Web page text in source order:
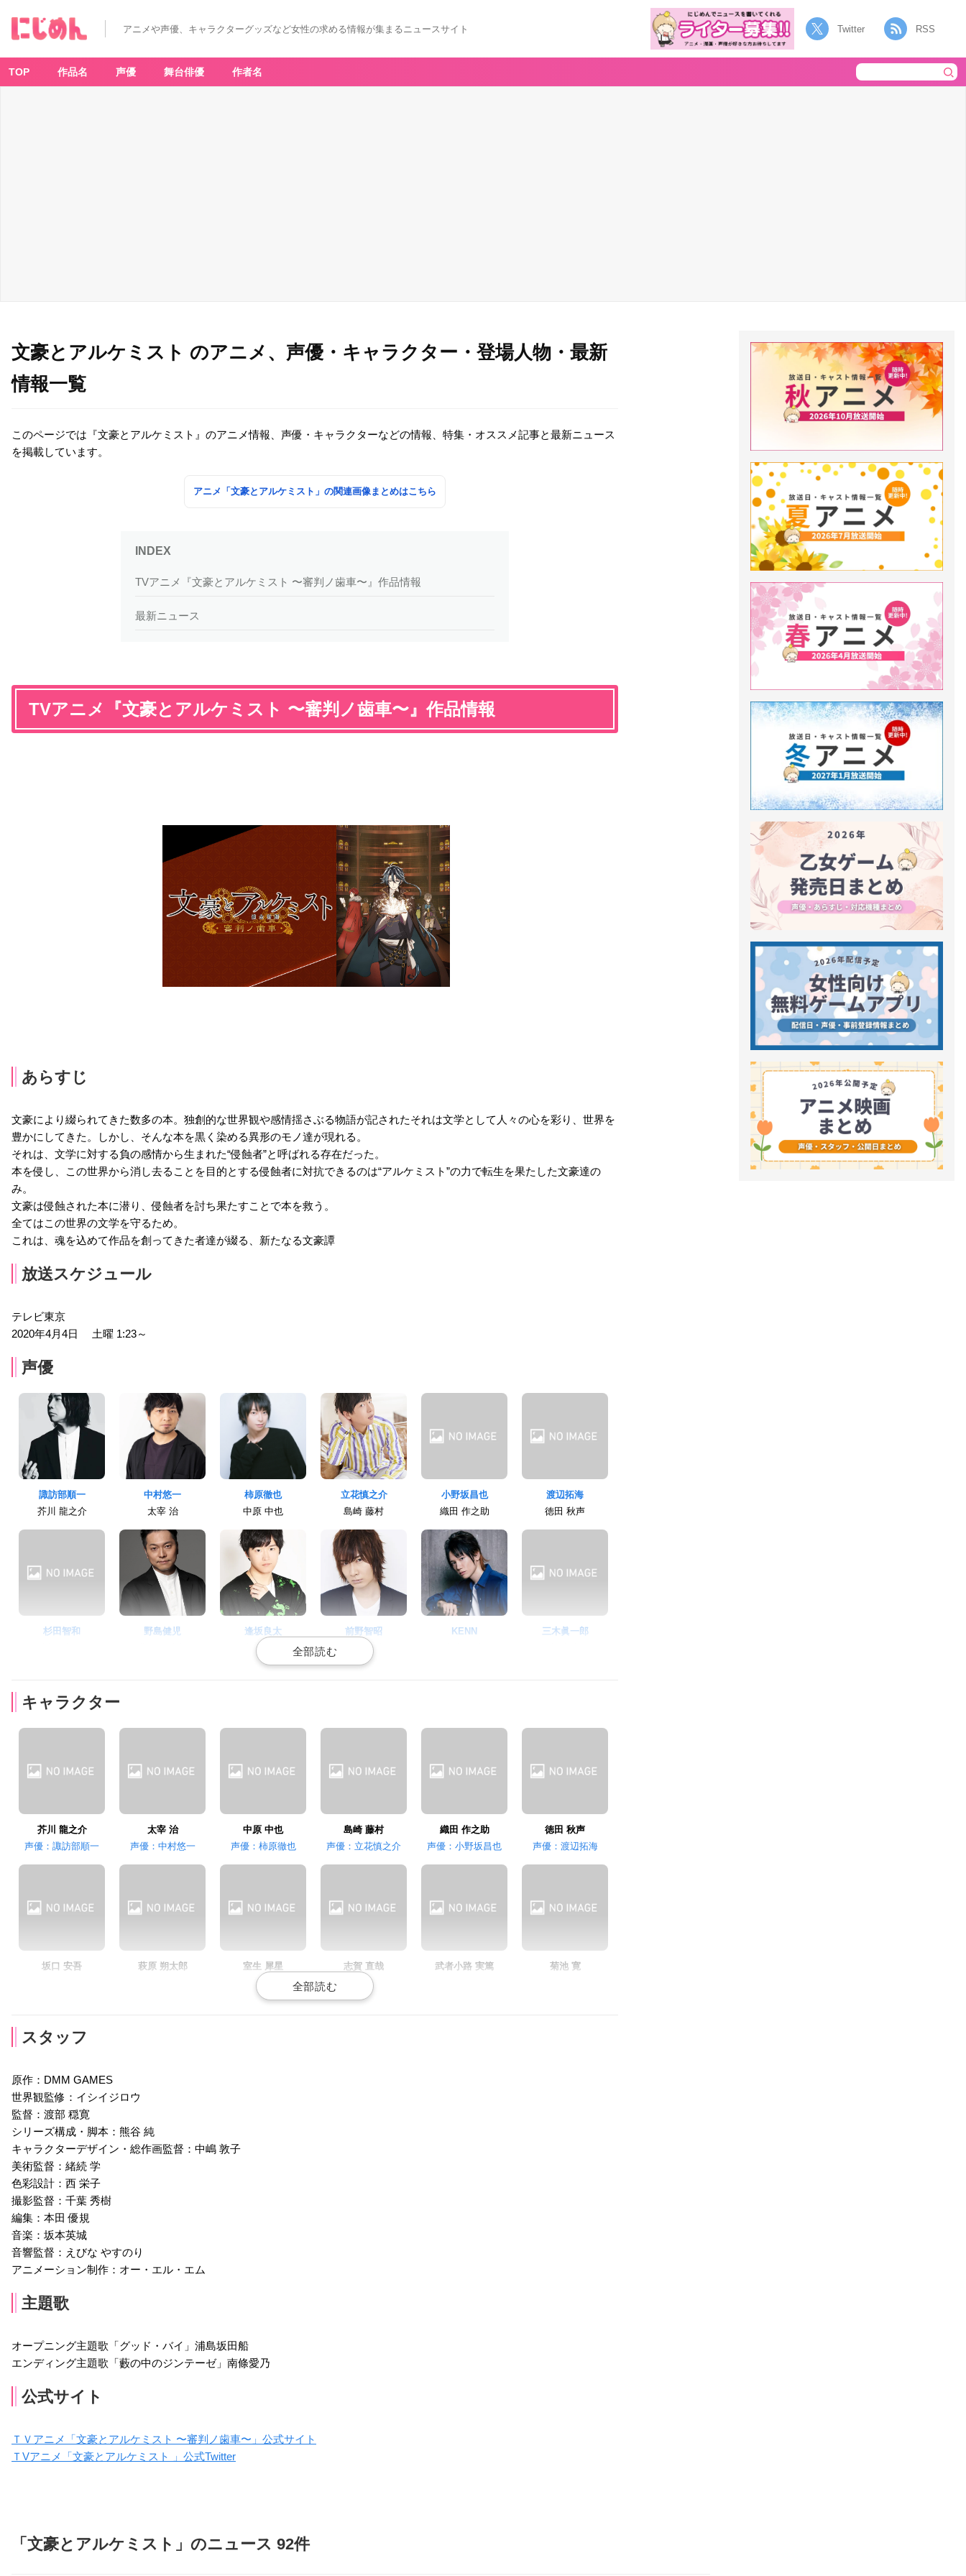
アニメや声優、キャラクターグッズなど女性の求める情報が集まるニュースサイト Twitter RSS
TOP 作品名 声優 舞台俳優 作者名
文豪とアルケミスト のアニメ、声優・キャラクター・登場人物・最新
情報一覧
このページでは『文豪とアルケミスト』のアニメ情報、声優・キャラクターなどの情報、特集・オススメ記事と最新ニュース
を掲載しています。
アニメ「文豪とアルケミスト」の関連画像まとめはこちら
TVアニメ『文豪とアルケミスト 〜審判ノ歯車〜』作品情報
最新ニュース
TVアニメ『文豪とアルケミスト 〜審判ノ歯車〜』作品情報
あらすじ
文豪により綴られてきた数多の本。独創的な世界観や感情揺さぶる物語が記されたそれは文学として人々の心を彩り、世界を
豊かにしてきた。しかし、そんな本を黒く染める異形のモノ達が現れる。
それは、文学に対する負の感情から生まれた“侵蝕者”と呼ばれる存在だった。
本を侵し、この世界から消し去ることを目的とする侵蝕者に対抗できるのは“アルケミスト”の力で転生を果たした文豪達の
み。
文豪は侵蝕された本に潜り、侵蝕者を討ち果たすことで本を救う。
全てはこの世界の文学を守るため。
これは、魂を込めて作品を創ってきた者達が綴る、新たなる文豪譚
放送スケジュール
テレビ東京
2020年4月4日 土曜 1:23～
声優
諏訪部順一
芥川 龍之介
中村悠一
太宰 治
柿原徹也
中原 中也
立花慎之介
島崎 藤村
小野坂昌也
織田 作之助
渡辺拓海
徳田 秋声
杉田智和
野島健児
逢坂良太
室生 犀星
前野智昭
志賀 直哉
KENN
三木眞一郎
吉野裕行
泰勇気
岡本信彦
髙橋孝治
小野友樹
大河元気
キャラクター
芥川 龍之介
声優：諏訪部順一
太宰 治
声優：中村悠一
中原 中也
声優：柿原徹也
島崎 藤村
声優：立花慎之介
織田 作之助
声優：小野坂昌也
徳田 秋声
声優：渡辺拓海
坂口 安吾
萩原 朔太郎
室生 犀星
声優：逢坂良太
志賀 直哉
声優：前野智昭
武者小路 実篤
菊池 寛
久米 正雄
声優：吉野裕行
スタッフ
原作：DMM GAMES
世界観監修：イシイジロウ
監督：渡部 穏寛
シリーズ構成・脚本：熊谷 純
キャラクターデザイン・総作画監督：中嶋 敦子
美術監督：緒続 学
色彩設計：西 栄子
撮影監督：千葉 秀樹
編集：本田 優規
音楽：坂本英城
音響監督：えびな やすのり
アニメーション制作：オー・エル・エム
主題歌
オープニング主題歌「グッド・バイ」浦島坂田船
エンディング主題歌「藪の中のジンテーゼ」南條愛乃
公式サイト
ＴＶアニメ「文豪とアルケミスト 〜審判ノ歯車〜」公式サイト
ＴVアニメ「文豪とアルケミスト 」公式Twitter
「文豪とアルケミスト」のニュース 92件